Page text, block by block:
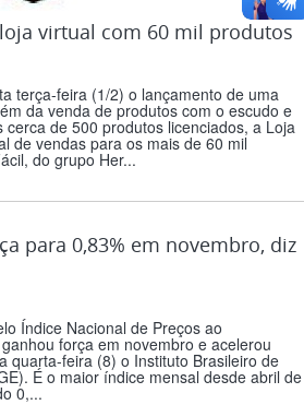
virtual com 60 mil produtos
terça-feira (1/2) o lançamento de uma
da venda de produtos com o escudo e
de 500 produtos licenciados, a Loja
de vendas para os mais de 60 mil
do grupo Her...
para 0,83% em novembro, diz
Índice Nacional de Preços ao
força em novembro e acelerou
quarta-feira (8) o Instituto Brasileiro de
É o maior índice mensal desde abril de
0,...